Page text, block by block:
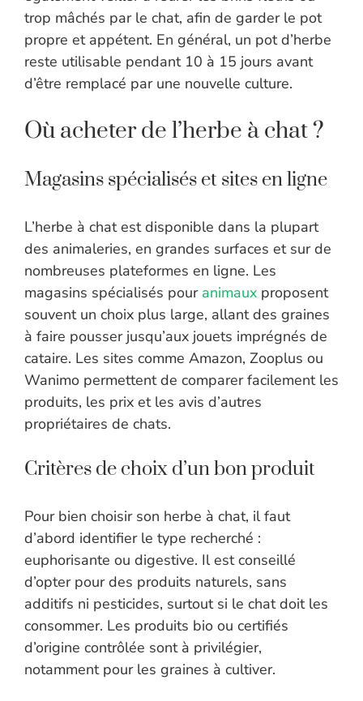
trop mâchés par le chat, afin de garder le pot
propre et appétent. En général, un pot d’herbe
reste utilisable pendant 10 à 15 jours avant
d’être remplacé par une nouvelle culture.
Où acheter de l’herbe à chat ?
Magasins spécialisés et sites en ligne
L’herbe à chat est disponible dans la plupart
des animaleries, en grandes surfaces et sur de
nombreuses plateformes en ligne. Les
magasins spécialisés pour animaux proposent
souvent un choix plus large, allant des graines
à faire pousser jusqu’aux jouets imprégnés de
cataire. Les sites comme Amazon, Zooplus ou
Wanimo permettent de comparer facilement les
produits, les prix et les avis d’autres
propriétaires de chats.
Critères de choix d’un bon produit
Pour bien choisir son herbe à chat, il faut
d’abord identifier le type recherché :
euphorisante ou digestive. Il est conseillé
d’opter pour des produits naturels, sans
additifs ni pesticides, surtout si le chat doit les
consommer. Les produits bio ou certifiés
d’origine contrôlée sont à privilégier,
notamment pour les graines à cultiver.